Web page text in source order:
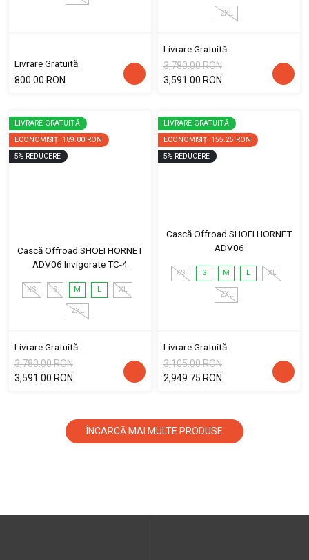
Livrare Gratuită
800.00 RON
2XL
Livrare Gratuită
3,780.00 RON
3,591.00 RON
LIVRARE GRATUITĂ
ECONOMISIȚI 189.00 RON
5% REDUCERE
Cască Offroad SHOEI HORNET
ADV06 Invigorate TC-4
XS S M L XL
2XL
Livrare Gratuită
3,780.00 RON
3,591.00 RON
LIVRARE GRATUITĂ
ECONOMISIȚI 155.25 RON
5% REDUCERE
Cască Offroad SHOEI HORNET
ADV06
XS S M L XL
2XL
Livrare Gratuită
3,105.00 RON
2,949.75 RON
ÎNCARCĂ MAI MULTE PRODUSE